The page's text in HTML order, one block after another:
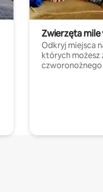
Zwierzęta mile
Odkryj miejsca
których możesz